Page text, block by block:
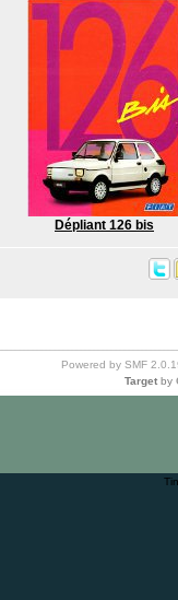
Dépliant 126 bis
Powered by SMF
Target by